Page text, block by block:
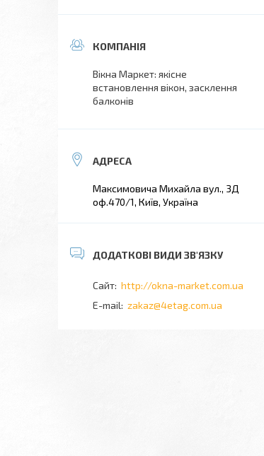
Вікна Маркет: якісне
встановлення вікон, засклення
балконів
Максимовича Михайла вул., 3Д
оф.470/1, Київ, Україна
http://okna-market.com.ua
zakaz@4etag.com.ua